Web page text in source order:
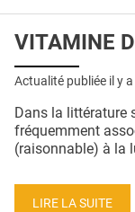
VITAMINE
Actualité publiée il y a
Dans la littérature
fréquemment
(raisonnable) à la
LIRE LA SUITE